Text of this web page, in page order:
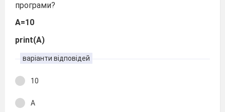
програми?
A=10
print(A)
варіанти відповідей
10
А